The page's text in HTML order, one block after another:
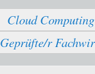
Cloud Computing
Geprüfte/r